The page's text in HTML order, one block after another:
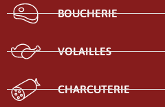
BOUCHERIE
VOLAILLES
CHARCUTERIE